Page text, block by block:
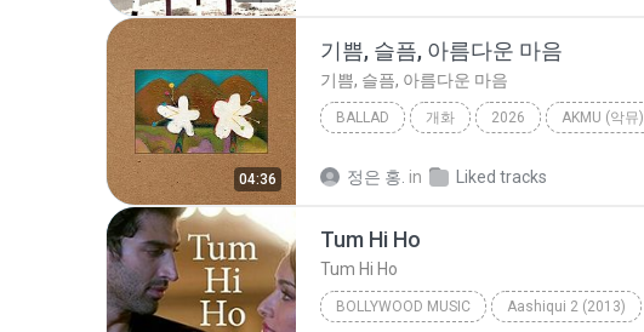
04:36
기쁨, 슬픔, 아름다운 마음
기쁨, 슬픔, 아름다운 마음
BALLAD 개화 2026 AKMU (악뮤)
정은 홍. in Liked tracks
Tum Hi Ho
Tum Hi Ho
BOLLYWOOD MUSIC Aashiqui 2 (2013)